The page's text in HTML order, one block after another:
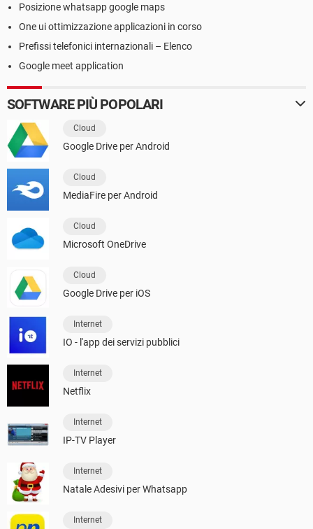
Posizione whatsapp google maps
One ui ottimizzazione applicazioni in corso
Prefissi telefonici internazionali – Elenco
Google meet application
SOFTWARE PIÙ POPOLARI
Cloud
Google Drive per Android
Cloud
MediaFire per Android
Cloud
Microsoft OneDrive
Cloud
Google Drive per iOS
Internet
IO - l'app dei servizi pubblici
Internet
Netflix
Internet
IP-TV Player
Internet
Natale Adesivi per Whatsapp
Internet